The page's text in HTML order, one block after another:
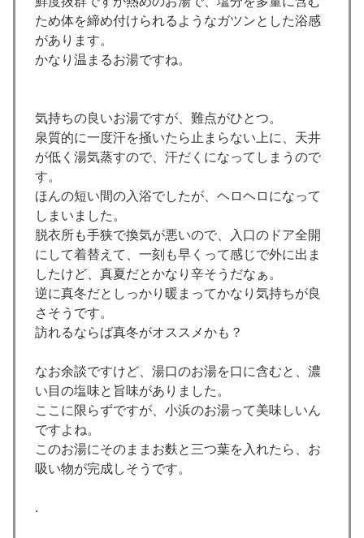
ため体を締め付けられるようなガツンとした浴感
があります。
かなり温まるお湯ですね。
気持ちの良いお湯ですが、難点がひとつ。
泉質的に一度汗を掻いたら止まらない上に、天井
が低く湯気蒸すので、汗だくになってしまうので
す。
ほんの短い間の入浴でしたが、ヘロヘロになって
しまいました。
脱衣所も手狭で換気が悪いので、入口のドア全開
にして着替えて、一刻も早くって感じで外に出ま
したけど、真夏だとかなり辛そうだなぁ。
逆に真冬だとしっかり暖まってかなり気持ちが良
さそうです。
訪れるならば真冬がオススメかも？
なお余談ですけど、湯口のお湯を口に含むと、濃
い目の塩味と旨味がありました。
ここに限らずですが、小浜のお湯って美味しいん
ですよね。
このお湯にそのままお麩と三つ葉を入れたら、お
吸い物が完成しそうです。
.